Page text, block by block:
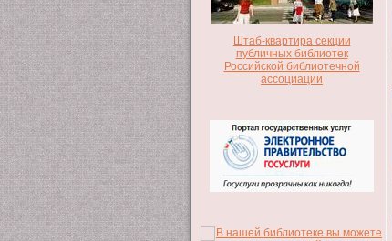
Штаб-квартира секции
публичных библиотек
Российской библиотечной
ассоциации